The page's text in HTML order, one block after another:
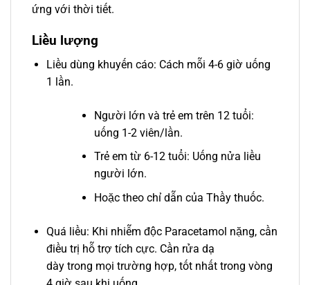
ứng với thời tiết.
Liều lượng
Liều dùng khuyến cáo: Cách mỗi 4-6 giờ uống
1 lần.
Người lớn và trẻ em trên 12 tuổi:
uống 1-2 viên/lần.
Trẻ em từ 6-12 tuổi: Uống nửa liều
người lớn.
Hoặc theo chỉ dẫn của Thầy thuốc.
Quá liều: Khi nhiễm độc Paracetamol nặng, cần
điều trị hỗ trợ tích cực. Cần rửa dạ
dày trong mọi trường hợp, tốt nhất trong vòng